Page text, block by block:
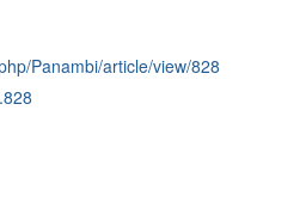
Panambi/article/view/828